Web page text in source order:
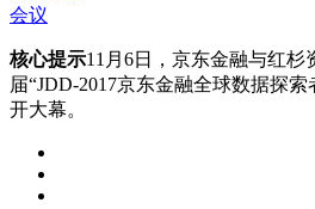
会议
核心提示11月6日，京东金融与红杉
届“JDD-2017京东金融全球数据探
开大幕。